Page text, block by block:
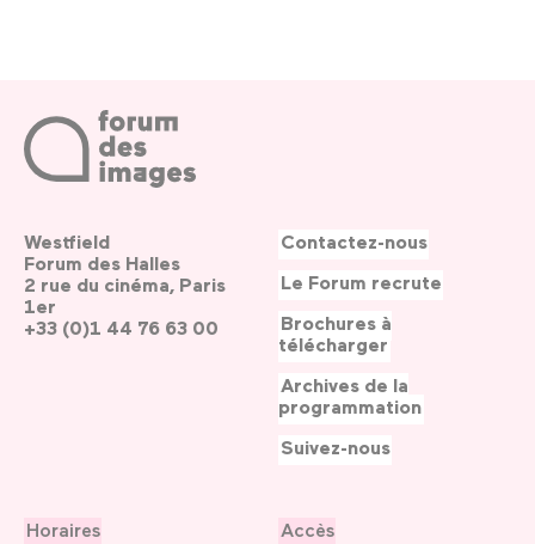
Westfield
Forum des Halles
2 rue du cinéma, Paris
1er
+33 (0)1 44 76 63 00
Horaires
Accès
Contactez-nous
Le Forum recrute
Brochures à
télécharger
Archives de la
programmation
Suivez-nous